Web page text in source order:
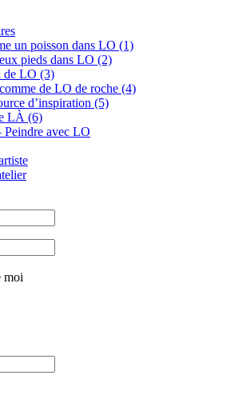
un poisson dans LO (1)
pieds dans LO (2)
LO (3)
de LO de roche (4)
d’inspiration (5)
LÀ (6)
Peindre avec LO
moi